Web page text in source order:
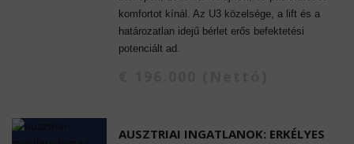
komfortot kínál. Az U3 közelsége, a lift és a
határozatlan idejű bérlet erős befektetési
potenciált ad.
AUSZTRIAI INGATLANOK: ERKÉLYES